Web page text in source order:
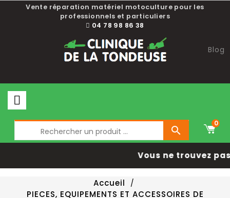
Vente réparation matériel motoculture pour les
professionnels et particuliers
04 78 98 86 38
Blog

0
Vous ne trouvez
Accueil
PIECES, EQUIPEMENTS ET ACCESSOIRES DE